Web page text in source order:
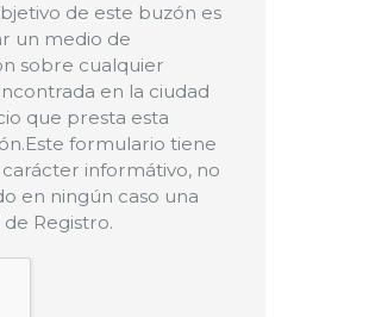
de este buzón es
un medio de
sobre cualquier
en la ciudad
que presta esta
formulario tiene
informátivo, no
en ningún caso una
Registro.